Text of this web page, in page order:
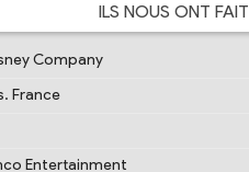
ILS NOUS ONT FAIT
Company
France
Entertainment